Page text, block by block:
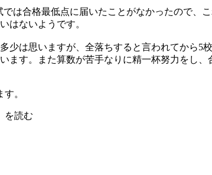
は合格最低点に届いたことがなかったので、
はないようです。
は思いますが、全落ちすると言われてから5
す。また算数が苦手なりに精一杯努力をし、
。
を読む